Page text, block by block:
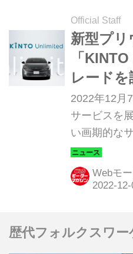
Official Staff
新型プリ
「
レードを
車を安く
える時
2022年12月
サービスを
い画期的な
Unlimited」
る新型プリ
供を始める
のだろう。
Webモ
歴代フォルクスワ